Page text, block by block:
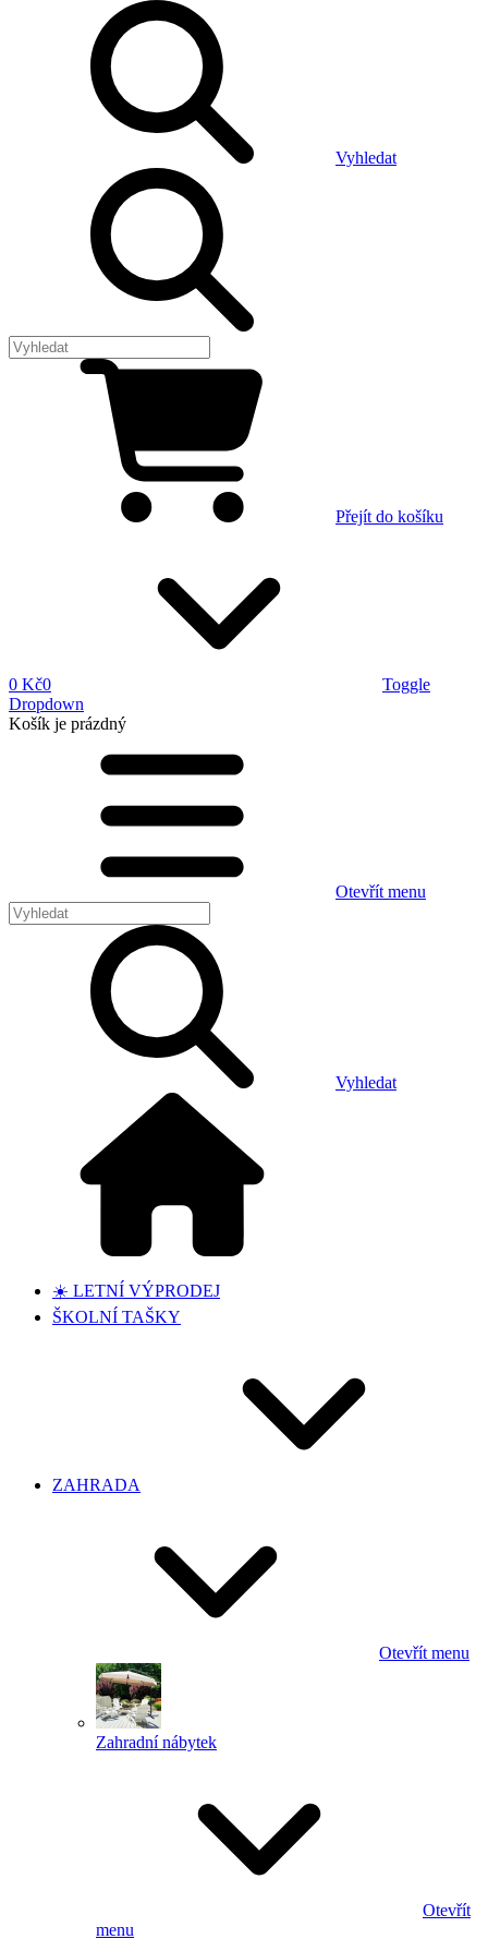
Vyhledat
Přejít do košíku
0 Kč0
Toggle
Dropdown
Košík je prázdný
Otevřít menu
Vyhledat
☀️ LETNÍ VÝPRODEJ
ŠKOLNÍ TAŠKY
ZAHRADA
Otevřít menu
Zahradní nábytek
Otevřít
menu